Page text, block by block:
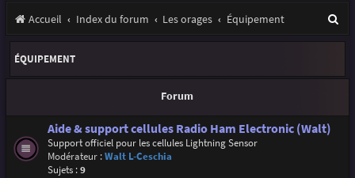
Accueil Index du forum Les orages Équipement
e
e
ÉQUIPEMENT
Forum
Aide & support cellules Radio Ham Electronic (Walt)
Support officiel pour les cellules Lightning Sensor
Modérateur :Walt L-Ceschia
Sujets :9